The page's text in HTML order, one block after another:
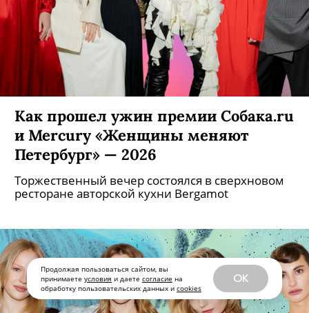
Продолжая пользоваться сайтом, вы
принимаете условия и даете согласие на
обработку пользовательских данных и cookies
OK
Как прошел ужин премии Собака.ru
и Mercury «Женщины меняют
Петербург» — 2026
Торжественный вечер состоялся в сверхновом
ресторане авторской кухни Bergamot